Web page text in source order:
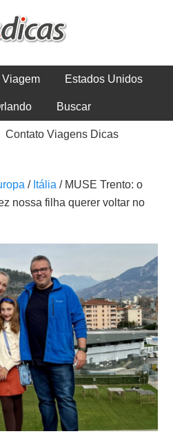
Viagem Estados Unidos
Buscar
Contato Viagens Dicas
/ Itália /MUSE Trento: o
nossa filha querer voltar no